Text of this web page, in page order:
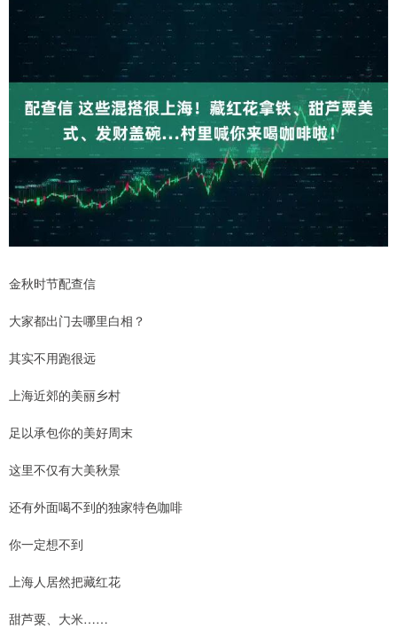
金秋时节配查信
大家都出门去哪里白相？
其实不用跑很远
上海近郊的美丽乡村
足以承包你的美好周末
这里不仅有大美秋景
还有外面喝不到的独家特色咖啡
你一定想不到
上海人居然把藏红花
甜芦粟、大米……